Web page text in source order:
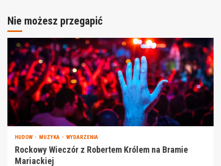
Nie możesz przegapić
HUDOW MUZYKA WYDARZENIA
Rockowy Wieczór z Robertem Królem na Bramie
Mariackiej